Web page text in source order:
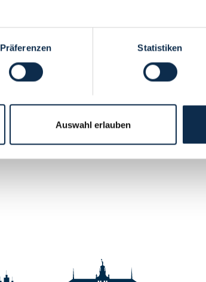
Präferenzen Statistiken
Auswahl erlauben